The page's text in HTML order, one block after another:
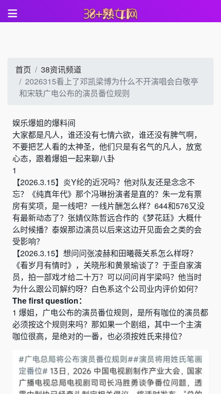
首页
38资讯频道
2026315看上了邓凯梁博为什么不开演唱会白敬亭
和宋轶广电公布的演员番位规则
娱乐爆姐的爆料间
大家都是凡人，谁还没有七情六欲，谁还没有脾气啊，
不要把艺人看的太神圣，他们只是有名气的凡人，放宽
心态，跟着爆姐一起来聊八卦
1
【2026.3.15】 炎Y纶的近况吗？他对队友还是念念不
忘？ 《纯真年代》 那个冯琳扮演者是直的？ 朱一龙有票
房有奖项，是一线吧？一线片酬怎么样？ 644和576又没
有最新动态了？ 张婧仪陈哲远合作的《梦花廷》大概什
么时候播？ 泰娱那边演员以后来这边开见面会之类的会
受影响？
【2026.3.15】 想问问张凌赫和田曦薇关系怎么样呀？
《看岁月有情时》， 关晓彤和黄景瑜谈了？ 于歪自家演
员，拍一部戏才给二十万？ 可以问问肖宇梁吗？他当时
为什么跟公司解约呀？白色系这个公司业内评价如何？
Thefirstquestion：
1 爆姐，广电公布的演员番位规则，是所有咖位的演员都
必须按这个规则来吗？那如果一个剧组，其中一个主演
咖位很高，是绝对的一番，也必须按姓氏来排位？